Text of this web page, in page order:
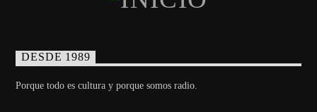
DESDE 1989
Porque todo es cultura y porque somos radio.